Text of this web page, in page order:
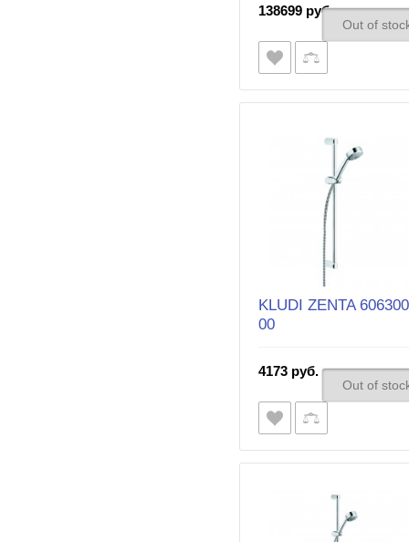
138699 руб.
Out of
KLUDI ZENTA
00
4173 руб.
Out of